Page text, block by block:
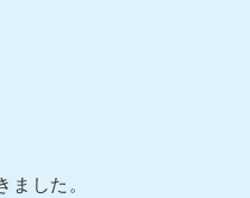
した。